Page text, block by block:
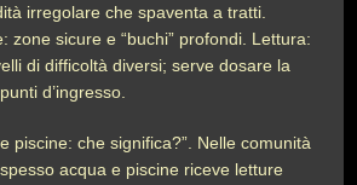
irregolare che spaventa a tratti.
zone sicure e “buchi” profondi. Lettura:
di difficoltà diversi; serve dosare la
d’ingresso.
piscine: che significa?”. Nelle comunità
acqua e piscine riceve letture